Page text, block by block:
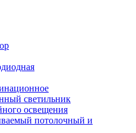
светильник
освещения
потолочный и